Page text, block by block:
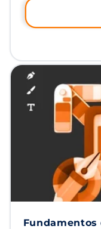
estruturada
desde os
avançada,
você a dominar
plataforma
CRM e te
a primeira
Salesforce, a
Associate
Fundamentos